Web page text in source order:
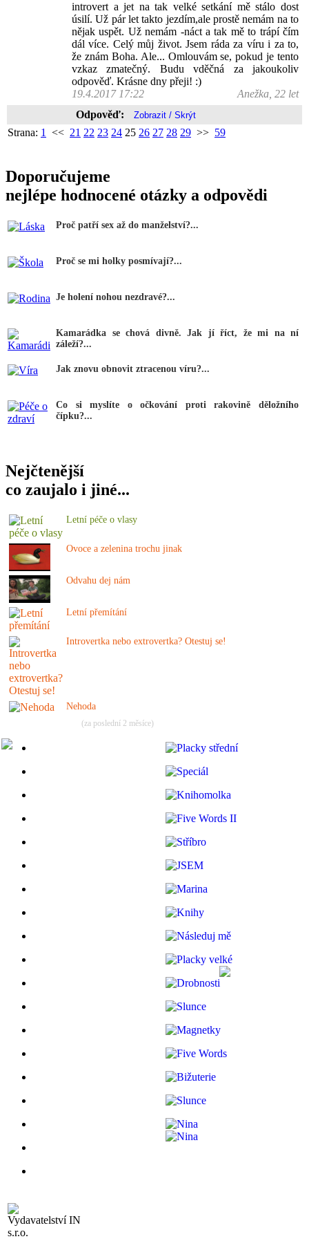
introvert a jet na tak velké setkání mě stálo dost
úsilí. Už pár let takto jezdím,ale prostě nemám na to
nějak uspět. Už nemám -náct a tak mě to trápí čím
dál více. Celý můj život. Jsem ráda za víru i za to,
že znám Boha. Ale... Omlouvám se, pokud je tento
vzkaz zmatečný. Budu vděčná za jakoukoliv
odpověď. Krásne dny přeji! :)
19.4.2017 17:22
Anežka, 22 let
Odpověď:
Strana: 1 << 21 22 23 24 25 26 27 28 29 >> 59
Doporučujeme
nejlépe hodnocené otázky a odpovědi
Proč patří sex až do manželství?...
Proč se mi holky posmívají?...
Je holení nohou nezdravé?...
Kamarádka se chová divně. Jak jí říct, že mi na ní
záleží?...
Jak znovu obnovit ztracenou víru?...
Co si myslíte o očkování proti rakovině děložního
čípku?...
Nejčtenější
co zaujalo i jiné...
Letní péče o vlasy
Ovoce a zelenina trochu jinak
Odvahu dej nám
Letní přemítání
Introvertka nebo extrovertka? Otestuj se!
Nehoda
(za poslední 2 měsíce)
Vydavatelství IN
s.r.o.